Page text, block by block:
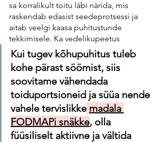
sa korralikult toitu läbi närida, mis
raskendab edasist seedeprotsessi ja
aitab veelgi kaasa puhitustunde
tekkimisele. Ka vedelikupeetus
Kui tugev kõhupuhitus tuleb
kohe pärast söömist, siis
soovitame vähendada
toiduportsioneid ja süüa nende
vahele tervislikke madala
FODMAPi snäkke, olla
füüsiliselt aktiivne ja vältida